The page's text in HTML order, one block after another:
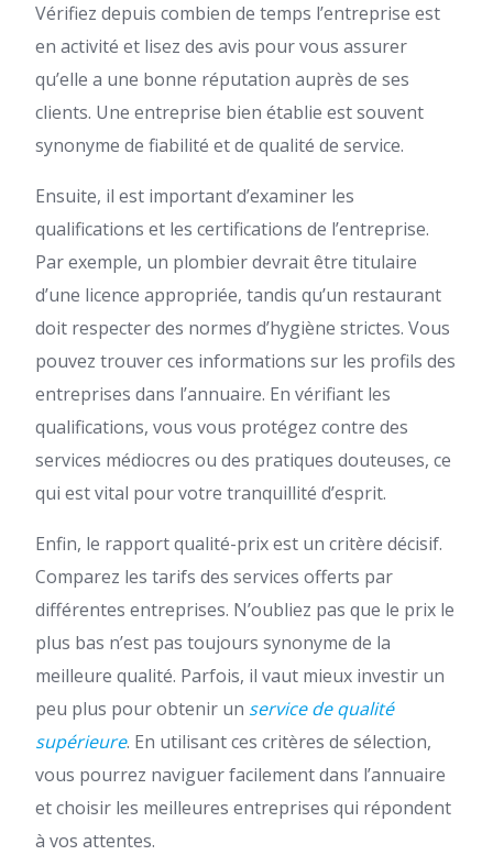
Vérifiez depuis combien de temps l’entreprise est
en activité et lisez des avis pour vous assurer
qu’elle a une bonne réputation auprès de ses
clients. Une entreprise bien établie est souvent
synonyme de fiabilité et de qualité de service.
Ensuite, il est important d’examiner les
qualifications et les certifications de l’entreprise.
Par exemple, un plombier devrait être titulaire
d’une licence appropriée, tandis qu’un restaurant
doit respecter des normes d’hygiène strictes. Vous
pouvez trouver ces informations sur les profils des
entreprises dans l’annuaire. En vérifiant les
qualifications, vous vous protégez contre des
services médiocres ou des pratiques douteuses, ce
qui est vital pour votre tranquillité d’esprit.
Enfin, le rapport qualité-prix est un critère décisif.
Comparez les tarifs des services offerts par
différentes entreprises. N’oubliez pas que le prix le
plus bas n’est pas toujours synonyme de la
meilleure qualité. Parfois, il vaut mieux investir un
peu plus pour obtenir un service de qualité
supérieure. En utilisant ces critères de sélection,
vous pourrez naviguer facilement dans l’annuaire
et choisir les meilleures entreprises qui répondent
à vos attentes.